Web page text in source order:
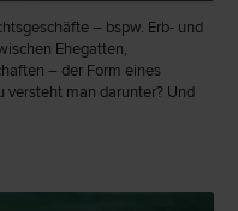
– bspw. Erb- und
Ehegatten,
– der Form eines
versteht man darunter? Und